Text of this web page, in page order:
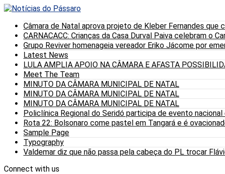
Câmara de Natal aprova projeto de Kleber Fernandes
CARNACACC: Crianças da Casa Durval Paiva celebram o
Grupo Reviver homenageia vereador Eriko Jácome por
Latest News
LULA AMPLIA APOIO NA CÂMARA E AFASTA
Meet The Team
MINUTO DA CÂMARA MUNICIPAL DE NATAL
MINUTO DA CÂMARA MUNICIPAL DE NATAL
MINUTO DA CÂMARA MUNICIPAL DE NATAL
Policlínica Regional do Seridó participa de evento
Rota 22: Bolsonaro come pastel em Tangará e é
Sample Page
Typography
Valdemar diz que não passa pela cabeça do PL trocar
Connect with us